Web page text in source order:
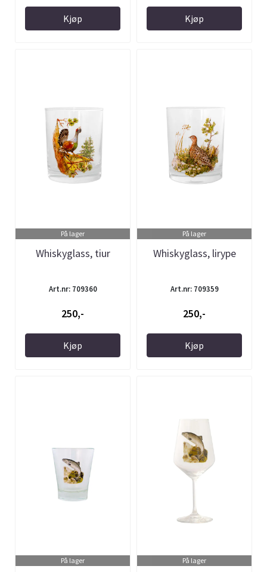
Kjøp Kjøp
På lager
Whiskyglass, tiur
Art.nr: 709360
250,-
Kjøp
På lager
Whiskyglass, lirype
Art.nr: 709359
250,-
Kjøp
På lager På lager